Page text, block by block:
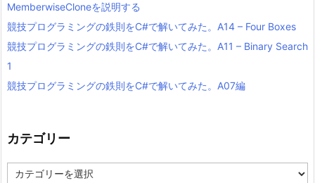
MemberwiseCloneを説明する
競技プログラミングの鉄則をC#で解いてみた。A14 – Four Boxes
競技プログラミングの鉄則をC#で解いてみた。A11 – Binary Search
1
競技プログラミングの鉄則をC#で解いてみた。A07編
カテゴリー